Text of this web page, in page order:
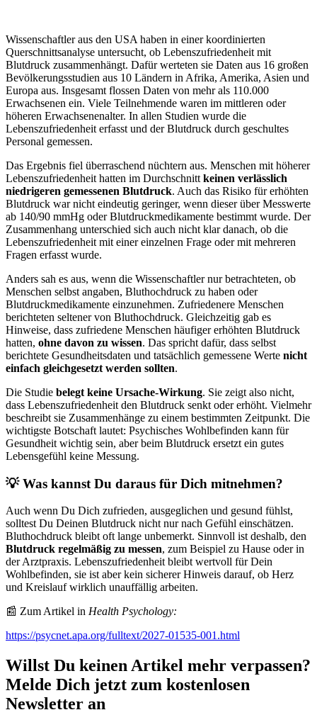
Wissenschaftler aus den USA haben in einer koordinierten
Querschnittsanalyse untersucht, ob Lebenszufriedenheit mit
Blutdruck zusammenhängt. Dafür werteten sie Daten aus 16 großen
Bevölkerungsstudien aus 10 Ländern in Afrika, Amerika, Asien und
Europa aus. Insgesamt flossen Daten von mehr als 110.000
Erwachsenen ein. Viele Teilnehmende waren im mittleren oder
höheren Erwachsenenalter. In allen Studien wurde die
Lebenszufriedenheit erfasst und der Blutdruck durch geschultes
Personal gemessen.
Das Ergebnis fiel überraschend nüchtern aus. Menschen mit höherer
Lebenszufriedenheit hatten im Durchschnitt keinen verlässlich
niedrigeren gemessenen Blutdruck. Auch das Risiko für erhöhten
Blutdruck war nicht eindeutig geringer, wenn dieser über Messwerte
ab 140/90 mmHg oder Blutdruckmedikamente bestimmt wurde. Der
Zusammenhang unterschied sich auch nicht klar danach, ob die
Lebenszufriedenheit mit einer einzelnen Frage oder mit mehreren
Fragen erfasst wurde.
Anders sah es aus, wenn die Wissenschaftler nur betrachteten, ob
Menschen selbst angaben, Bluthochdruck zu haben oder
Blutdruckmedikamente einzunehmen. Zufriedenere Menschen
berichteten seltener von Bluthochdruck. Gleichzeitig gab es
Hinweise, dass zufriedene Menschen häufiger erhöhten Blutdruck
hatten, ohne davon zu wissen. Das spricht dafür, dass selbst
berichtete Gesundheitsdaten und tatsächlich gemessene Werte nicht
einfach gleichgesetzt werden sollten.
Die Studie belegt keine Ursache-Wirkung. Sie zeigt also nicht,
dass Lebenszufriedenheit den Blutdruck senkt oder erhöht. Vielmehr
beschreibt sie Zusammenhänge zu einem bestimmten Zeitpunkt. Die
wichtigste Botschaft lautet: Psychisches Wohlbefinden kann für
Gesundheit wichtig sein, aber beim Blutdruck ersetzt ein gutes
Lebensgefühl keine Messung.
💡 Was kannst Du daraus für Dich mitnehmen?
Auch wenn Du Dich zufrieden, ausgeglichen und gesund fühlst,
solltest Du Deinen Blutdruck nicht nur nach Gefühl einschätzen.
Bluthochdruck bleibt oft lange unbemerkt. Sinnvoll ist deshalb, den
Blutdruck regelmäßig zu messen, zum Beispiel zu Hause oder in
der Arztpraxis. Lebenszufriedenheit bleibt wertvoll für Dein
Wohlbefinden, sie ist aber kein sicherer Hinweis darauf, ob Herz
und Kreislauf wirklich unauffällig arbeiten.
📰 Zum Artikel in Health Psychology:
https://psycnet.apa.org/fulltext/2027-01535-001.html
Willst Du keinen Artikel mehr verpassen?
Melde Dich jetzt zum kostenlosen
Newsletter an